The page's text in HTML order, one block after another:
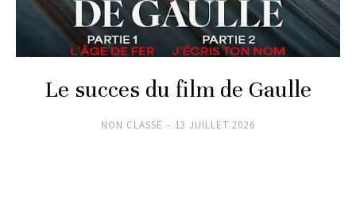
Le succes du film de Gaulle
NON CLASSÉ 13 JUILLET 2026